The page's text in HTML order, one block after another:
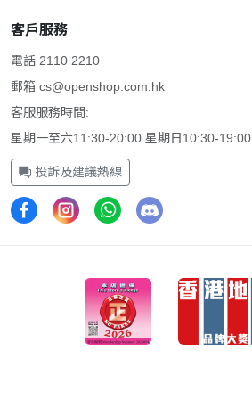
客戶服務
電話 2110 2210
郵箱 cs@openshop.com.hk
客服服務時間:
星期一至六11:30-20:00 星期日10:30-19:00
投訴及建議熱線